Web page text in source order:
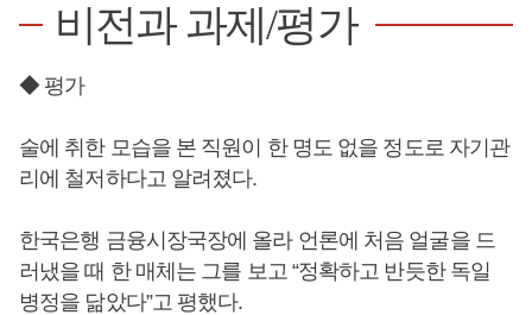
비전과 과제/평가
◆ 평가
술에 취한 모습을 본 직원이 한 명도 없을 정도로 자기관
리에 철저하다고 알려졌다.
한국은행 금융시장국장에 올라 언론에 처음 얼굴을 드
러냈을 때 한 매체는 그를 보고 “정확하고 반듯한 독일
병정을 닮았다”고 평했다.